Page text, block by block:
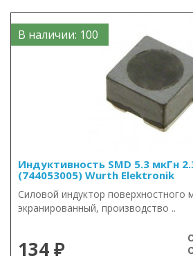
В наличии: 100
Индуктивность SMD 5.3 мкГн
(744053005) Wurth Elektronik
Силовой индуктор поверхностного
экранированный, производство ..
134 ₽